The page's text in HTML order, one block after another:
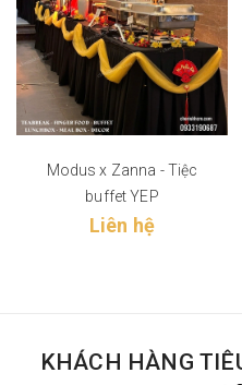
Modus x Zanna - Tiệc
buffet YEP
Liên hệ
KHÁCH HÀNG